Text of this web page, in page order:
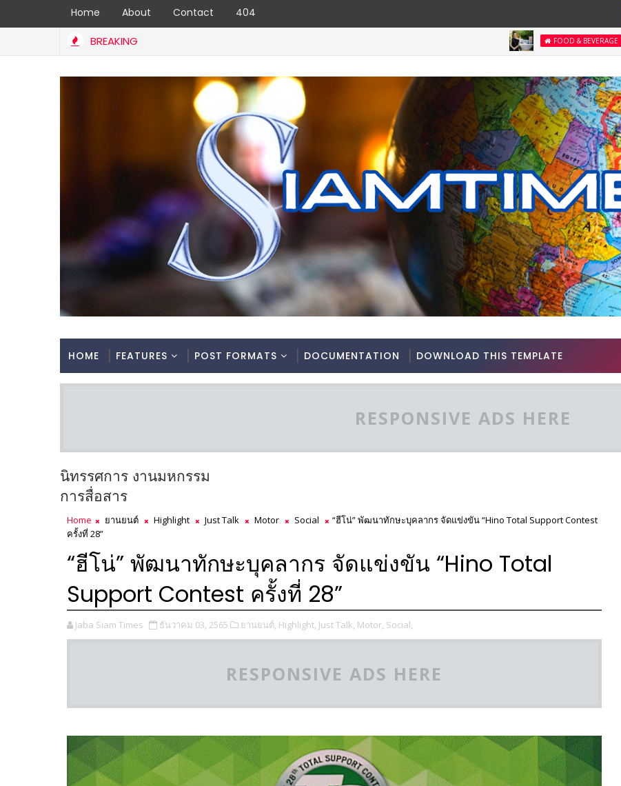
Home About Contact 404
BREAKING FOOD & BEVERAGE คุกกี้ธัญพืชแมค
HOME FEATURES POST FORMATS DOCUMENTATION DOWNLOAD THIS TEMPLATE
RESPONSIVE ADS HERE
นิทรรศการ งานมหกรรม
การสื่อสาร
Home ยานยนต์ Highlight Just Talk Motor Social
“ฮีโน่” พัฒนาทักษะบุคลากร จัดแข่งขัน “Hino Total Support Contest
ครั้งที่ 28”
“ฮีโน่” พัฒนาทักษะบุคลากร จัดแข่งขัน “Hino Total
Support Contest ครั้งที่ 28”
Jaba Siam Times ธันวาคม 03, 2565 ยานยนต์, Highlight, Just Talk, Motor, Social,
RESPONSIVE ADS HERE